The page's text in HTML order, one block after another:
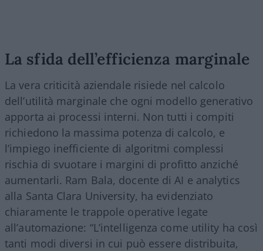
La sfida dell’efficienza marginale
La vera criticità aziendale risiede nel calcolo
dell’utilità marginale che ogni modello generativo
apporta ai processi interni. Non tutti i compiti
richiedono la massima potenza di calcolo, e
l’impiego inefficiente di algoritmi complessi
rischia di svuotare i margini di profitto anziché
aumentarli. Ram Bala, docente di AI e analytics
alla Santa Clara University, ha evidenziato
chiaramente le trappole operative legate
all’automazione: “L’intelligenza come utility ha così
tanti modi diversi in cui può essere distribuita,